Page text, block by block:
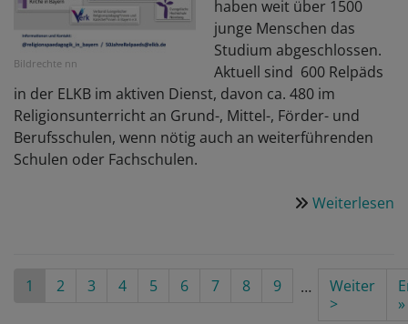
Bildrechte nn
haben weit über 1500
junge Menschen das
Studium abgeschlossen.
Aktuell sind 600 Relpäds
in der ELKB im aktiven Dienst, davon ca. 480 im
Religionsunterricht an Grund-, Mittel-, Förder- und
Berufsschulen, wenn nötig auch an weiterführenden
Schulen oder Fachschulen.
Weiterlesen
Seitennummerierung
Aktuelle
1 Seite
2 Seite
3 Seite
4 Seite
5 Seite
6 Seite
7 Seite
8 Seite
9 …
Nächste
Seite
Weiter
>
»